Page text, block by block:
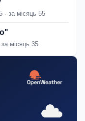
· за місяць 55
за місяць 35